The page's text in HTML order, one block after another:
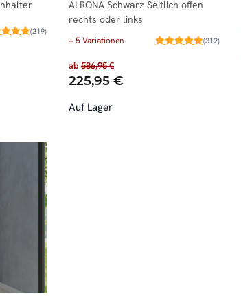
(219)
ALRONA Schwarz Seitlich offen
rechts oder links
+ 5 Variationen (312)
ab 586,95 €
225,95 €
Auf Lager